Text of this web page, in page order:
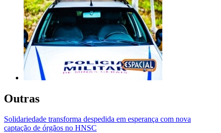
Outras
Solidariedade transforma despedida em esperança com nova
captação de órgãos no HNSC